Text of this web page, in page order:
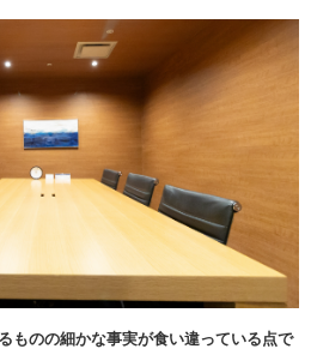
のの細かな事実が食い違っている点で